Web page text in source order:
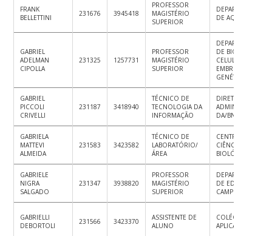
FRANK
BELLETTINI
231676 3945418
PROFESSOR
MAGISTÉRIO
SUPERIOR
DEPARTAMENTO
DE AQUICULTURA
GABRIEL
ADELMAN
CIPOLLA
231325 1257731
PROFESSOR
MAGISTÉRIO
SUPERIOR
DEPARTAMENTO
DE BIOLOGIA
CELULAR,
EMBRIOLOGIA E
GENÉTICA
GABRIEL
PICCOLI
CRIVELLI
231187 3418940
TÉCNICO DE
TECNOLOGIA DA
INFORMAÇÃO
DIRETORIA
ADMINISTRATIVA /
DA/BNU
GABRIELA
MATTEVI
ALMEIDA
231583 3423582
TÉCNICO DE
LABORATÓRIO/
ÁREA
CENTRO DE
CIÊNCIAS
BIOLÓGICAS
GABRIELE
NIGRA
SALGADO
231347 3938820
PROFESSOR
MAGISTÉRIO
SUPERIOR
DEPARTAMENTO
DE EDUCAÇÃO
CAMPO
GABRIELLI
DEBORTOLI
231566 3423370
ASSISTENTE DE
ALUNO
COLÉGIO DE
APLICAÇÃO